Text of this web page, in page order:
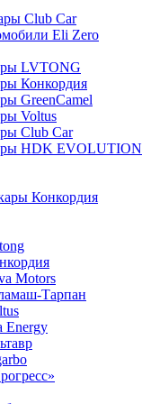
Club Car
Eli Zero
LVTONG
Конкордия
GreenCamel
Voltus
Club Car
HDK EVOLUTION
Конкордия
Motors
Тарпан
Energy